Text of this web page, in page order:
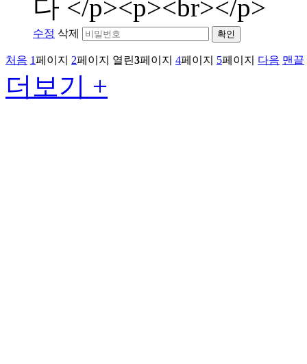
다 </p><p><br></p>
수정 삭제 확인
처음 1페이지 2페이지 열린3페이지 4페이지 5페이지 다음 맨끝
더보기 +